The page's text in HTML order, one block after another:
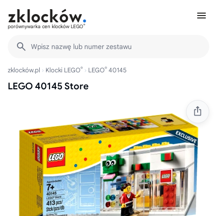
porównywarka cen klocków LEGO®
Wpisz nazwę lub numer zestawu
zklocków.pl Klocki LEGO® LEGO® 40145
LEGO 40145 Store